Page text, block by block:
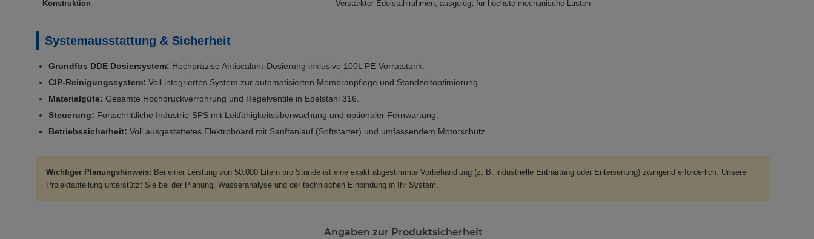
Konstruktion Verstärkter Edelstahlrahmen, ausgelegt für höchste mechanische Lasten
Systemausstattung & Sicherheit
Grundfos DDE Dosiersystem: Hochpräzise Antiscalant-Dosierung inklusive 100L PE-Vorratstank.
CIP-Reinigungssystem: Voll integriertes System zur automatisierten Membranpflege und Standzeitoptimierung.
Materialgüte: Gesamte Hochdruckverrohrung und Regelventile in Edelstahl 316.
Steuerung: Fortschrittliche Industrie-SPS mit Leitfähigkeitsüberwachung und optionaler Fernwartung.
Betriebssicherheit: Voll ausgestattetes Elektroboard mit Sanftanlauf (Softstarter) und umfassendem Motorschutz.
Wichtiger Planungshinweis: Bei einer Leistung von 50.000 Litern pro Stunde ist eine exakt abgestimmte Vorbehandlung (z. B. industrielle Enthärtung oder Enteisenung) zwingend erforderlich. Unsere
Projektabteilung unterstützt Sie bei der Planung, Wasseranalyse und der technischen Einbindung in Ihr System.
Angaben zur Produktsicherheit